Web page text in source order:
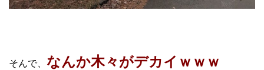
そんで、 なんか木々がデカイｗｗｗ